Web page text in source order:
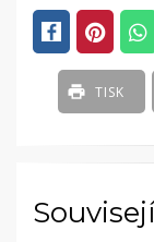
TISK